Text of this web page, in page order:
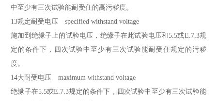
中至少有三次试验能耐受住的高污秽度。
13规定耐受电压 specified withstand voltage
施加到绝缘子上的试验电压，绝缘子在此试验电压和5.5或E.7.3规
定的条件下，四次试验中至少有三次试验能耐受住规定的污秽
度。
14大耐受电压 maximum withstand voltage
绝缘子在5.5或E.7.3规定的条件下，四次试验中至少有三次试验能